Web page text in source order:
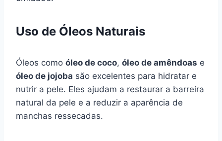
Uso de Óleos Naturais
Óleos como óleo de coco, óleo de amêndoas e
óleo de jojoba são excelentes para hidratar e
nutrir a pele. Eles ajudam a restaurar a barreira
natural da pele e a reduzir a aparência de
manchas ressecadas.